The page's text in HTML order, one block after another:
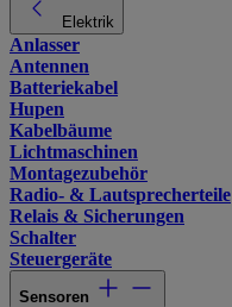
Elektrik
Anlasser
Antennen
Batteriekabel
Hupen
Kabelbäume
Lichtmaschinen
Montagezubehör
Radio- & Lautsprecherteile
Relais & Sicherungen
Schalter
Steuergeräte
Sensoren